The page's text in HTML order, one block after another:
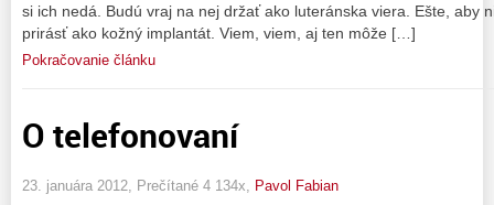
si ich nedá. Budú vraj na nej držať ako luteránska viera. Ešte, aby
prirásť ako kožný implantát. Viem, viem, aj ten môže […]
Pokračovanie článku
O telefonovaní
23. januára 2012, Prečítané 4 134x, Pavol Fabian